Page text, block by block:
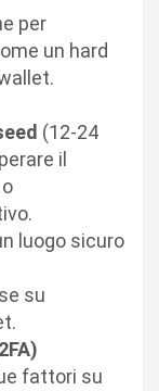
per
un hard
(12-24
il
luogo sicuro
su
fattori su